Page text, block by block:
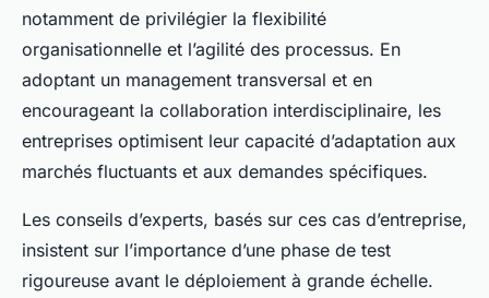
notamment de privilégier la flexibilité
organisationnelle et l’agilité des processus. En
adoptant un management transversal et en
encourageant la collaboration interdisciplinaire, les
entreprises optimisent leur capacité d’adaptation aux
marchés fluctuants et aux demandes spécifiques.
Les conseils d’experts, basés sur ces cas d’entreprise,
insistent sur l’importance d’une phase de test
rigoureuse avant le déploiement à grande échelle.